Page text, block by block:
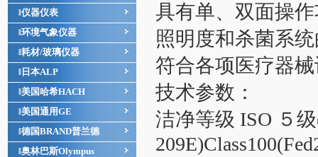
仪器仪表
环境气象仪器
耗材/玻璃仪器
日本ALP
美国哈希HACH
美国通用GE
德国BRAND普兰德
奥林巴斯Olympus
具有单、双面操
照明度和杀菌系
符合各项医疗器
技术参数：
洁净等级 ISO ５